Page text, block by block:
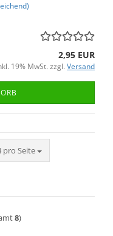
2,95 EUR
19% MwSt. zzgl. Versand
pro Seite
Seite
8)